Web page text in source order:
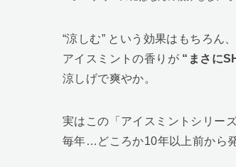
“涼しむ” という効果はもちろん、
アイスミントの香りが “まさに
涼しげで爽やか。
実はこの「アイスミントシリーズ
毎年…どころか10年以上前から